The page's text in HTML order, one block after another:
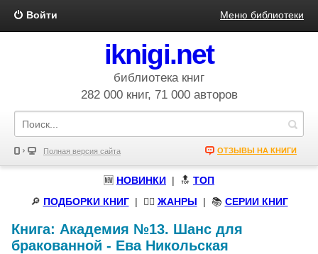
Войти Меню библиотеки
iknigi.net
библиотека книг
282 000 книг, 71 000 авторов
Полная версия сайта ОТЗЫВЫ НА КНИГИ
🆕 НОВИНКИ | 🔝 ТОП
🔎 ПОДБОРКИ КНИГ| 🧝‍♀️ ЖАНРЫ | 📚 СЕРИИ КНИГ
Книга: Академия №13. Шанс для
бракованной - Ева Никольская